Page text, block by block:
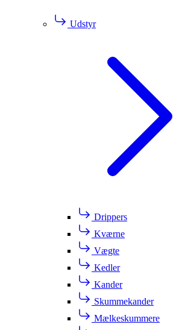
Udstyr
Drippers
Kværne
Vægte
Kedler
Kander
Skummekander
Mælkeskummere